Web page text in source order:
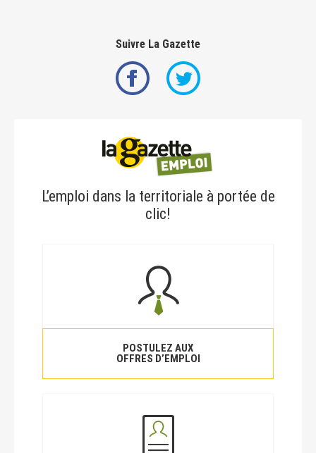
Suivre La Gazette
L’emploi dans la territoriale à portée de
clic!
POSTULEZ AUX
OFFRES D’EMPLOI